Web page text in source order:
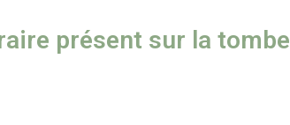
présent sur la tombe